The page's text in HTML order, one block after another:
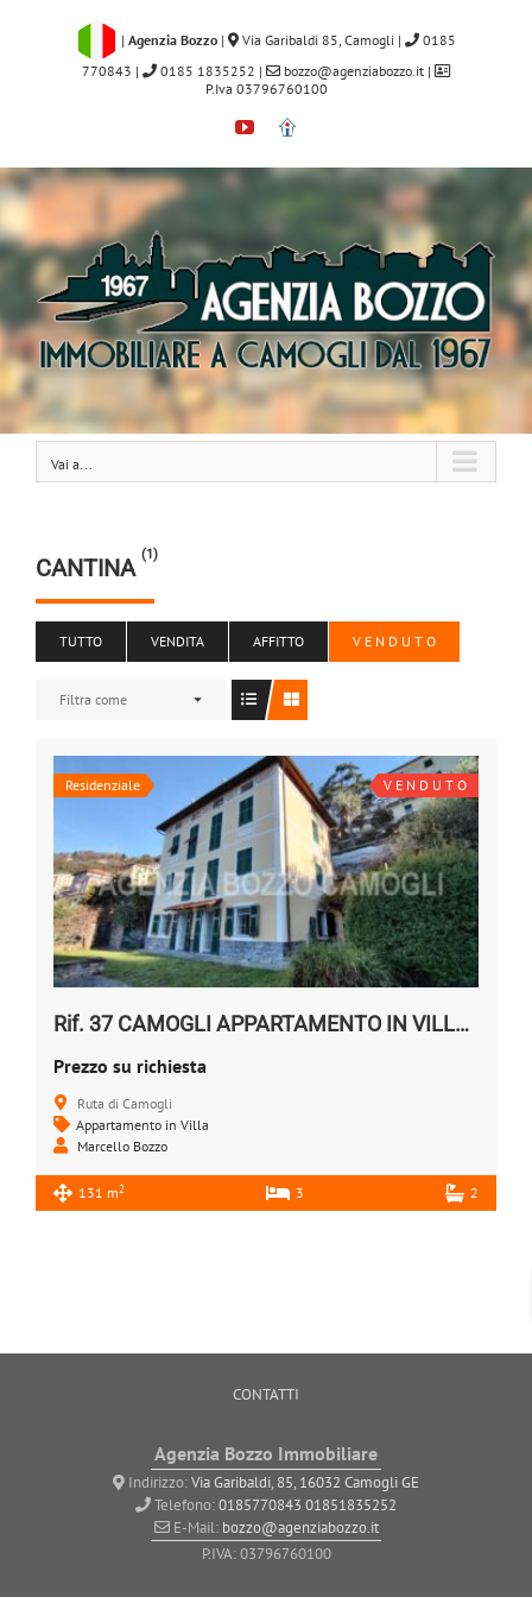
| Agenzia Bozzo | Via Garibaldi 85, Camogli |
0185
770843 | 0185 1835252 | bozzo@agenziabozzo.it|
P.Iva 03796760100
YouTube
Immobiliare.it
Vai a...
CANTINA (1)
TUTTO VENDITA AFFITTO V E N D U T O
Filtra come
Residenziale V E N D U T O
Rif. 37 CAMOGLI APPARTAMENTO IN VILLA Vendesi
Prezzo su richiesta
Ruta di Camogli
Appartamento in Villa
Marcello Bozzo
131 m2 3 2
CONTATTI
Agenzia Bozzo Immobiliare
Indirizzo:Via Garibaldi, 85, 16032 Camogli GE
Telefono:0185770843 01851835252
E-Mail: bozzo@agenziabozzo.it
P.IVA: 03796760100